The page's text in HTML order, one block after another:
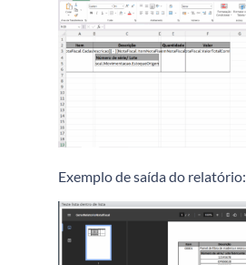
Exemplo de saída do relatório: